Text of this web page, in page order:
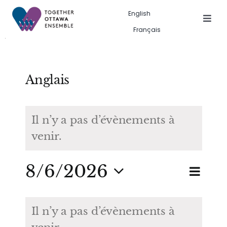
Skip
content
English
Français
Galerie des activités
À propos de nous
Search
Anglais
Il n’y a pas d’évènements à
venir.
Recherche
Mois
8/6/2026
une
Calendrier
Il n’y a pas d’évènements à